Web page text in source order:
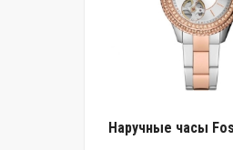
Наручные часы